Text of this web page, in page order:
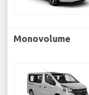
Monovolume